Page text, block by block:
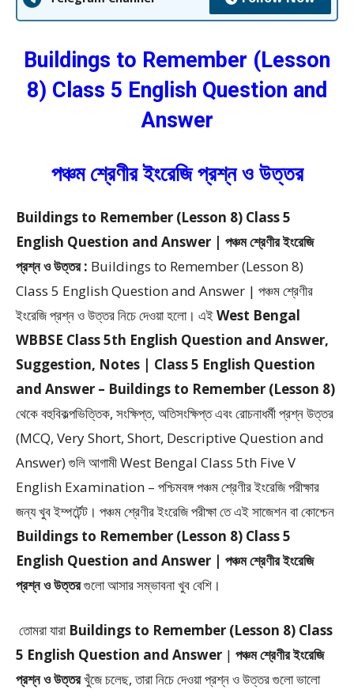
Buildings to Remember (Lesson
8) Class 5 English Question and
Answer
পঞ্চম শ্রেণীর ইংরেজি প্রশ্ন ও উত্তর
Buildings to Remember (Lesson 8) Class 5
English Question and Answer | পঞ্চম শ্রেণীর ইংরেজি
প্রশ্ন ও উত্তর : Buildings to Remember (Lesson 8)
Class 5 English Question and Answer | পঞ্চম শ্রেণীর
ইংরেজি প্রশ্ন ও উত্তরনিচে দেওয়া হলো। এইWest Bengal
WBBSE Class 5th English Question and Answer,
Suggestion, Notes | Class 5 English Question
and Answer – Buildings to Remember (Lesson 8)
থেকেবহুবিকল্পভিত্তিক, সংক্ষিপ্ত, অতিসংক্ষিপ্ত এবং রোচনাধর্মী প্রশ্ন উত্তর
(MCQ, Very Short, Short, Descriptive Question and
Answer)গুলি আগামী West Bengal Class 5th Five V
English Examination – পশ্চিমবঙ্গ পঞ্চম শ্রেণীর ইংরেজি পরীক্ষার
জন্য খুব ইম্পর্টেন্ট। পঞ্চম শ্রেণীর ইংরেজি পরীক্ষা তে এই সাজেশন বা কোশ্চেন
Buildings to Remember (Lesson 8) Class 5
English Question and Answer | পঞ্চম শ্রেণীর ইংরেজি
প্রশ্ন ও উত্তরগুলো আসার সম্ভাবনা খুব বেশি।
তোমরা যারা Buildings to Remember (Lesson 8) Class
5 English Question and Answer | পঞ্চম শ্রেণীর ইংরেজি
প্রশ্ন ও উত্তরখুঁজে চলেছ, তারা নিচে দেওয়া প্রশ্ন ও উত্তর গুলো ভালো